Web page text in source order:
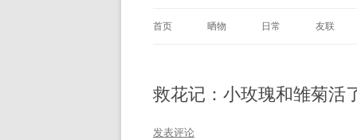
首页 晒物 日常 友联
救花记：小玫瑰和雏菊活
发表评论